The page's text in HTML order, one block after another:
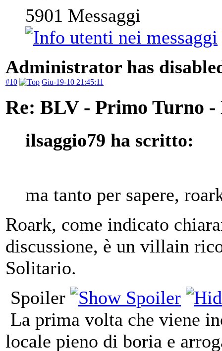
5901 Messaggi
Administrator has
#10 Giu-19-10 21:45:11
Re: BLV - Primo Turno
ilsaggio79 ha scritto:
ma tanto per sapere,
Roark, come indicato
discussione, è un villain
Solitario.
Spoiler
La prima volta che viene
locale pieno di boria e